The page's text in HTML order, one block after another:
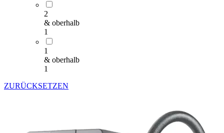
2
& oberhalb
1
1
& oberhalb
1
ZURÜCKSETZEN